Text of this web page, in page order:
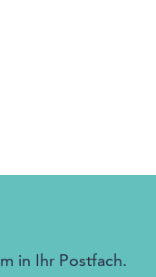
in Ihr Postfach.